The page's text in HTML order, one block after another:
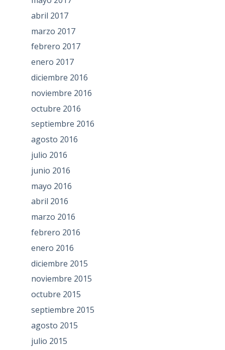
abril 2017
marzo 2017
febrero 2017
enero 2017
diciembre 2016
noviembre 2016
octubre 2016
septiembre 2016
agosto 2016
julio 2016
junio 2016
mayo 2016
abril 2016
marzo 2016
febrero 2016
enero 2016
diciembre 2015
noviembre 2015
octubre 2015
septiembre 2015
agosto 2015
julio 2015